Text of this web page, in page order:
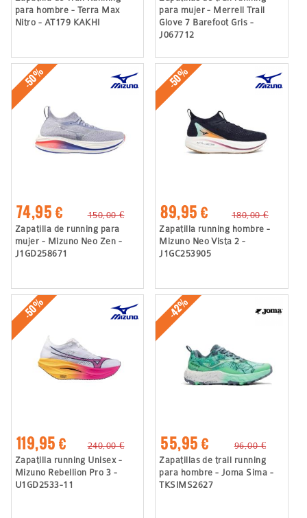
para hombre - Terra Max
Nitro - AT179 KAKHI
para mujer - Merrell Trail
Glove 7 Barefoot Gris -
J067712
-50%
74,95 €
150,00 €
Zapatilla de running para
mujer - Mizuno Neo Zen -
J1GD258671
-50%
89,95 €
180,00 €
Zapatilla running hombre -
Mizuno Neo Vista 2 -
J1GC253905
-50%
119,95 €
240,00 €
Zapatilla running Unisex -
Mizuno Rebellion Pro 3 -
U1GD2533-11
-42%
55,95 €
96,00 €
Zapatillas de trail running
para hombre - Joma Sima -
TKSIMS2627